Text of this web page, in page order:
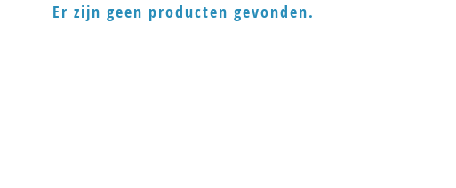
Er zijn geen producten gevonden.